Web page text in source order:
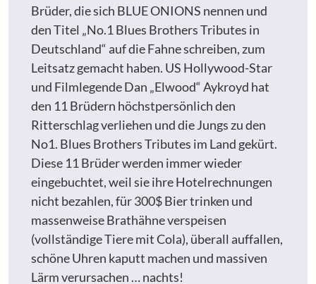
Brüder, die sich BLUE ONIONS nennen und
den Titel „No.1 Blues Brothers Tributes in
Deutschland“ auf die Fahne schreiben, zum
Leitsatz gemacht haben. US Hollywood-Star
und Filmlegende Dan „Elwood“ Aykroyd hat
den 11 Brüdern höchstpersönlich den
Ritterschlag verliehen und die Jungs zu den
No1. Blues Brothers Tributes im Land gekürt.
Diese 11 Brüder werden immer wieder
eingebuchtet, weil sie ihre Hotelrechnungen
nicht bezahlen, für 300$ Bier trinken und
massenweise Brathähne verspeisen
(vollständige Tiere mit Cola), überall auffallen,
schöne Uhren kaputt machen und massiven
Lärm verursachen … nachts!